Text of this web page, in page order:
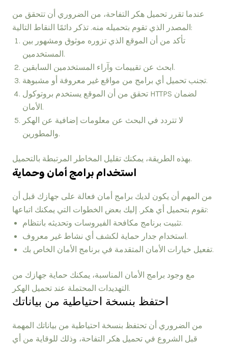
عندما تقرر تحميل هكر التفاحة، من الضروري أن تتحقق من
المصدر الذي تقوم بتحميله منه. تذكر دائمًا النقاط التالية:
تأكد من أن الموقع الذي تزوره موثوق ومشهور بين
المستخدمين.
ابحث عن تقييمات وآراء المستخدمين السابقين.
تجنب تحميل أي برامج من مواقع غير معروفة أو مشبوهة.
تحقق من أن الموقع يستخدم بروتوكول HTTPS لضمان
الأمان.
لا تتردد في البحث عن معلومات إضافية عن الهكر
والمطورين.
بهذه الطريقة، يمكنك تقليل المخاطر المرتبطة بالتحميل.
استخدام برامج أمان وحماية
من المهم أن يكون لديك برامج أمان فعالة على جهازك قبل أن
تقوم بتحميل أي هكر. إليك بعض الخطوات التي يمكنك اتباعها:
تثبيت برنامج مكافحة الفيروسات وتحديثه بانتظام.
استخدام جدار حماية لكشف أي نشاط غير معروف.
تفعيل خيارات الأمان المتقدمة في برنامج الأمان الخاص بك.
مع وجود برامج الأمان المناسبة، يمكنك حماية جهازك من
التهديدات المحتملة عند تحميل الهكر.
احتفظ بنسخة احتياطية من بياناتك
من الضروري أن تحتفظ بنسخة احتياطية من بياناتك المهمة
قبل الشروع في تحميل هكر التفاحة، وذلك للوقاية من أي